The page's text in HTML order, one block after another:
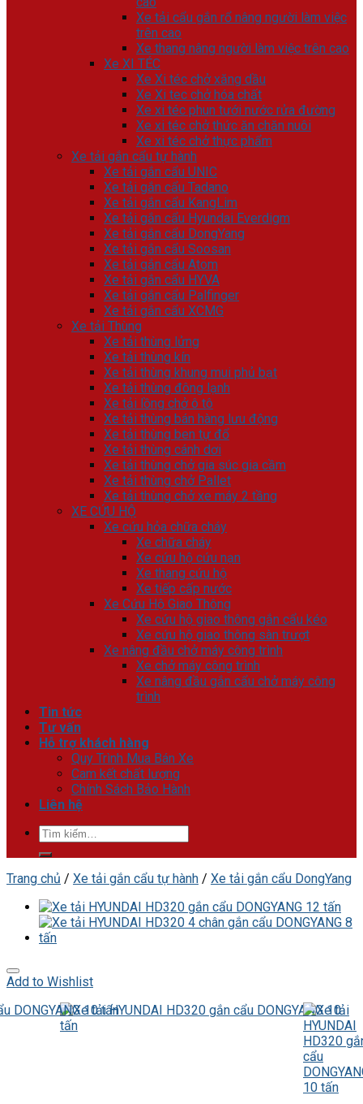
Xe tải cẩu gắn rổ nâng người làm việc
trên cao
Xe thang nâng người làm việc trên cao
Xe XI TÉC
Xe Xi téc chở xăng dầu
Xe Xi tec chở hóa chất
Xe xi téc phun tưới nước rửa đường
Xe xi téc chở thức ăn chăn nuôi
Xe xi téc chở thực phẩm
Xe tải gắn cẩu tự hành
Xe tải gắn cẩu UNIC
Xe tải gắn cẩu Tadano
Xe tải gắn cẩu KangLim
Xe tải gắn cẩu Hyundai Everdigm
Xe tải gắn cẩu DongYang
Xe tải gắn cẩu Soosan
Xe tải gắn cẩu Atom
Xe tải gắn cẩu HYVA
Xe tải gắn cẩu Palfinger
Xe tải gắn cẩu XCMG
Xe tải Thùng
Xe tải thùng lửng
Xe tải thùng kín
Xe tải thùng khung mui phủ bạt
Xe tải thùng đông lạnh
Xe tải lồng chở ô tô
Xe tải thùng bán hàng lưu động
Xe tải thùng ben tự đổ
Xe tải thùng cánh dơi
Xe tải thùng chở gia súc gia cầm
Xe tải thùng chở Pallet
Xe tải thùng chở xe máy 2 tầng
XE CỨU HỘ
Xe cứu hỏa chữa cháy
Xe chữa cháy
Xe cứu hộ cứu nạn
Xe thang cứu hộ
Xe tiếp cấp nước
Xe Cứu Hộ Giao Thông
Xe cứu hộ giao thông gắn cẩu kéo
Xe cứu hộ giao thông sàn trượt
Xe nâng đầu chở máy công trình
Xe chở máy công trình
Xe nâng đầu gắn cẩu chở máy công
trình
Tin tức
Tư vấn
Hỗ trợ khách hàng
Quy Trình Mua Bán Xe
Cam kết chất lượng
Chính Sách Bảo Hành
Liên hệ
Tìm
kiếm:
Trang chủ / Xe tải gắn cẩu tự hành / Xe tải gắn cẩu DongYang
Add to Wishlist